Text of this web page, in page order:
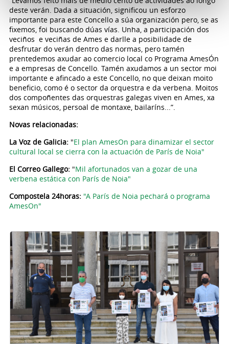
deste verán. Dada a situación, significou un esforzo
importante para este Concello a súa organización pero, se as
fixemos, foi buscando dúas vías. Unha, a participación dos
veciños e veciñas de Ames e darlle a posibilidade de
desfrutar do verán dentro das normas, pero tamén
prentedemos axudar ao comercio local co Programa AmesÓn
e a empresas de Concello. Tamén axudamos a un sector moi
importante e afincado a este Concello, no que deixan moito
beneficio, como é o sector da orquestra e da verbena. Moitos
dos compoñentes das orquestras galegas viven en Ames, xa
sexan músicos, persoal de montaxe, bailaríns...”.
Novas relacionadas:
La Voz de Galicia:"El plan AmesOn para dinamizar el sector
cultural local se cierra con la actuación de París de Noia"
El Correo Gallego:"Mil afortunados van a gozar de una
verbena estática con París de Noia"
Compostela 24horas:"A París de Noia pechará o programa
AmesOn"